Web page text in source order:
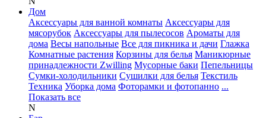
Дом
Аксессуары для ванной комнаты Аксессуары для
мясорубок Аксессуары для пылесосов Ароматы для
дома Весы напольные Все для пикника и дачи Глажка
Комнатные растения Корзины для белья Маникюрные
принадлежности Zwilling Мусорные баки Пепельницы
Сумки-холодильники Сушилки для белья Текстиль
Техника Уборка дома Фоторамки и фотопанно ...
Показать все
N